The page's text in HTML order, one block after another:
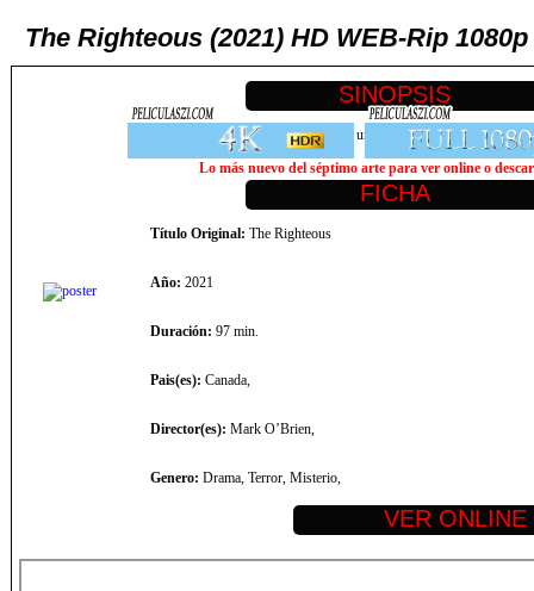
The Righteous (2021) HD WEB-Rip
Un hombre agobiado siente la ira de un Dios vengativo después
Lo más nuevo del séptimo arte para ver online o
Título Original: The Righteous
Año: 2021
Duración: 97 min.
Pais(es): Canada,
Director(es): Mark O’Brien,
Genero: Drama, Terror, Misterio,